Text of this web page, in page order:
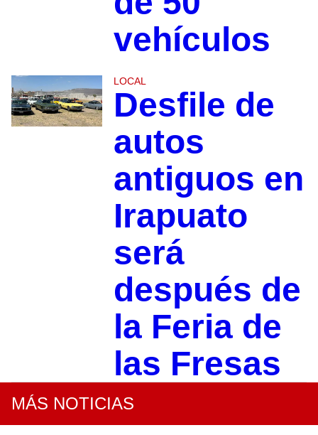
vehículos
LOCAL
Desfile de
autos
antiguos en
Irapuato
será
después de
la Feria de
las Fresas
MÁS NOTICIAS